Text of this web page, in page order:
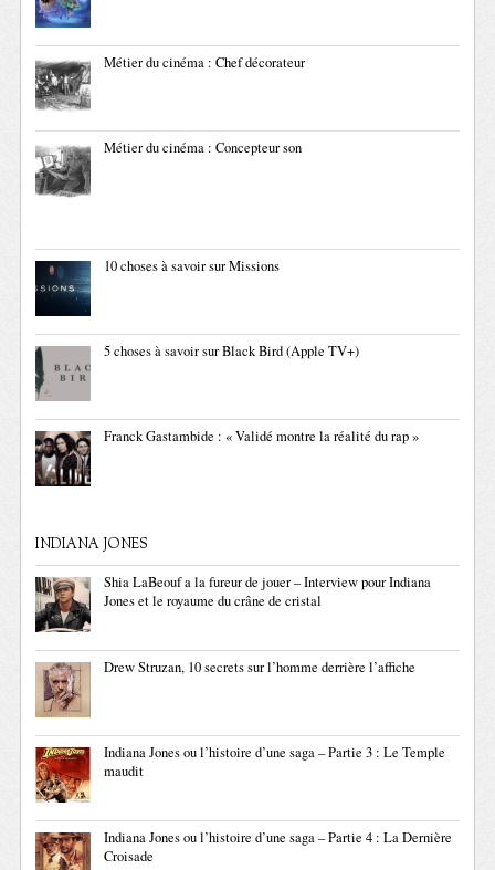
Métier du cinéma : Chef décorateur
Métier du cinéma : Concepteur son
10 choses à savoir sur Missions
5 choses à savoir sur Black Bird (Apple TV+)
Franck Gastambide : « Validé montre la réalité du rap »
INDIANA JONES
Shia LaBeouf a la fureur de jouer – Interview pour Indiana
Jones et le royaume du crâne de cristal
Drew Struzan, 10 secrets sur l’homme derrière l’affiche
Indiana Jones ou l’histoire d’une saga – Partie 3 : Le Temple
maudit
Indiana Jones ou l’histoire d’une saga – Partie 4 : La Dernière
Croisade